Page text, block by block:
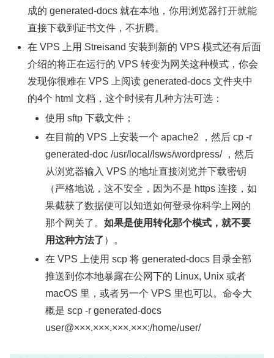
成的 generated-docs 就在本地，你用浏览器打开就能
直接下载到证书文件，不折腾。
在 VPS 上用 Streisand 安装到新的 VPS 模式还有后面
介绍的将正在运行的 VPS 转变为网关这种模式，你会
发现你很难在 VPS 上阅读 generated-docs 文件夹中
的4个 html 文档，这个时候有几种方法可选：
使用 sftp 下载文件；
在目前的 VPS 上安装一个 apache2 ，然后 cp -r
generated-doc /usr/local/lsws/wordpress/ ，然后
从浏览器输入 VPS 的地址直接浏览并下载密钥
（严格地说，这不安全，因为不是 https 连接，如
果截获了数据便可以知道如何登录你科学上网的
那个网关了。如果是使用转化那个模式，就不要
用这种方法了）。
在 VPS 上使用 scp 将 generated-docs 目录全部
推送到你本地暴露在公网下的 Linux, Unix 或者
macOS 里，或者另一个 VPS 里也可以。命令大
概是 scp -r generated-docs
user@×××.×××.×××.×××:/home/user/